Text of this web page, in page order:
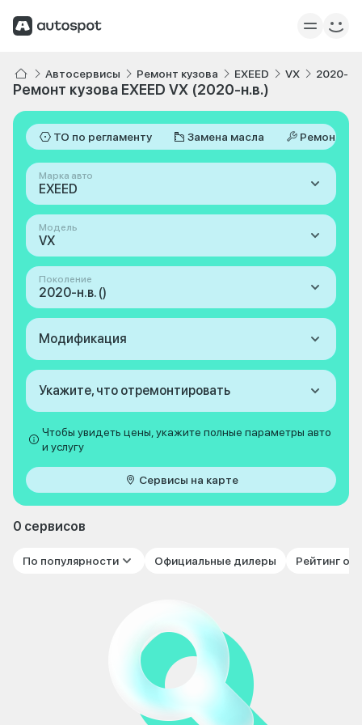
Автосервисы Ремонт кузова EXEED VX 2020-
Ремонт кузова EXEED VX (2020-н.в.)
ТО по регламенту Замена масла Ремонт
Марка авто
EXEED
Модель
VX
Поколение
2020-н.в. ()
Модификация
Укажите, что отремонтировать
Чтобы увидеть цены, укажите полные параметры авто
и услугу
Сервисы на карте
0 сервисов
По популярности Официальные дилеры Рейтинг